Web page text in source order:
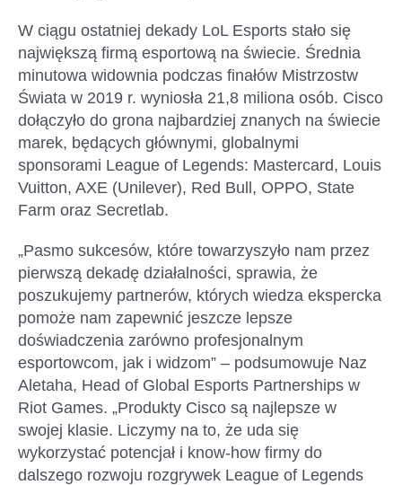
W ciągu ostatniej dekady LoL Esports stało się
największą firmą esportową na świecie. Średnia
minutowa widownia podczas finałów Mistrzostw
Świata w 2019 r. wyniosła 21,8 miliona osób. Cisco
dołączyło do grona najbardziej znanych na świecie
marek, będących głównymi, globalnymi
sponsorami League of Legends: Mastercard, Louis
Vuitton, AXE (Unilever), Red Bull, OPPO, State
Farm oraz Secretlab.
„Pasmo sukcesów, które towarzyszyło nam przez
pierwszą dekadę działalności, sprawia, że
poszukujemy partnerów, których wiedza ekspercka
pomoże nam zapewnić jeszcze lepsze
doświadczenia zarówno profesjonalnym
esportowcom, jak i widzom” – podsumowuje Naz
Aletaha, Head of Global Esports Partnerships w
Riot Games. „Produkty Cisco są najlepsze w
swojej klasie. Liczymy na to, że uda się
wykorzystać potencjał i know-how firmy do
dalszego rozwoju rozgrywek League of Legends